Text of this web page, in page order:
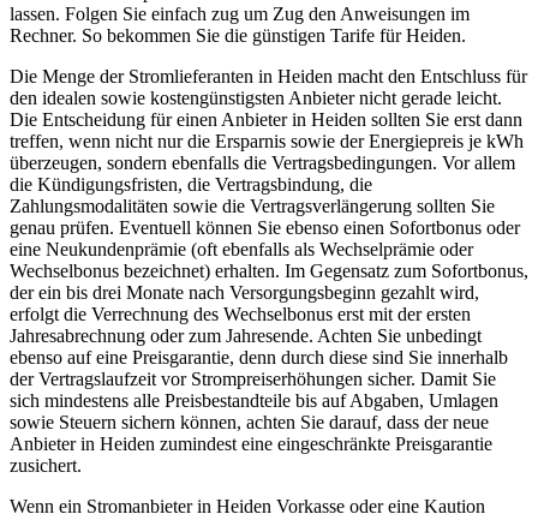
lassen. Folgen Sie einfach zug um Zug den Anweisungen im
Rechner. So bekommen Sie die günstigen Tarife für Heiden.
Die Menge der Stromlieferanten in Heiden macht den Entschluss für
den idealen sowie kostengünstigsten Anbieter nicht gerade leicht.
Die Entscheidung für einen Anbieter in Heiden sollten Sie erst dann
treffen, wenn nicht nur die Ersparnis sowie der Energiepreis je kWh
überzeugen, sondern ebenfalls die Vertragsbedingungen. Vor allem
die Kündigungsfristen, die Vertragsbindung, die
Zahlungsmodalitäten sowie die Vertragsverlängerung sollten Sie
genau prüfen. Eventuell können Sie ebenso einen Sofortbonus oder
eine Neukundenprämie (oft ebenfalls als Wechselprämie oder
Wechselbonus bezeichnet) erhalten. Im Gegensatz zum Sofortbonus,
der ein bis drei Monate nach Versorgungsbeginn gezahlt wird,
erfolgt die Verrechnung des Wechselbonus erst mit der ersten
Jahresabrechnung oder zum Jahresende. Achten Sie unbedingt
ebenso auf eine Preisgarantie, denn durch diese sind Sie innerhalb
der Vertragslaufzeit vor Strompreiserhöhungen sicher. Damit Sie
sich mindestens alle Preisbestandteile bis auf Abgaben, Umlagen
sowie Steuern sichern können, achten Sie darauf, dass der neue
Anbieter in Heiden zumindest eine eingeschränkte Preisgarantie
zusichert.
Wenn ein Stromanbieter in Heiden Vorkasse oder eine Kaution